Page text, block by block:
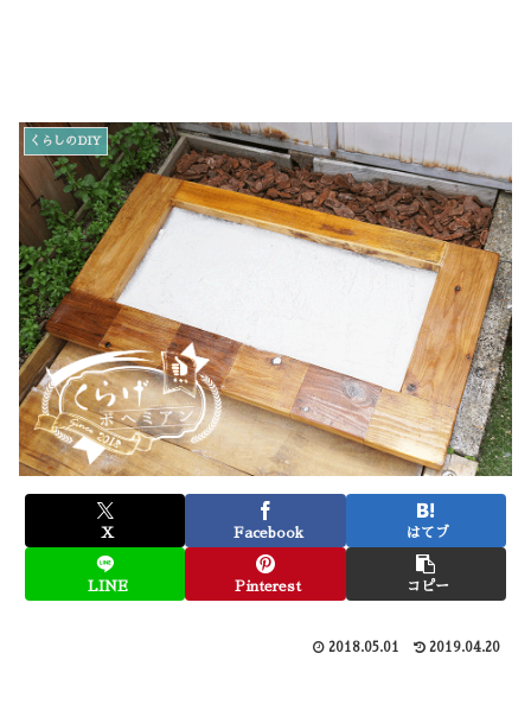
くらしのDIY
X Facebook はてブ
LINE Pinterest コピー
2018.05.01 2019.04.20